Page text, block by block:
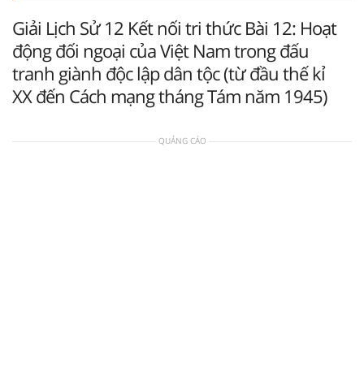
Giải Lịch Sử 12 Kết nối tri thức Bài 12: Hoạt
động đối ngoại của Việt Nam trong đấu
tranh giành độc lập dân tộc (từ đầu thế kỉ
XX đến Cách mạng tháng Tám năm 1945)
QUẢNG CÁO